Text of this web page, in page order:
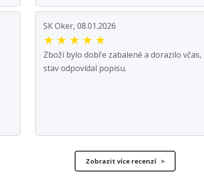
SK Oker, 08.01.2026
★ ★ ★ ★ ★
Zboží bylo dobře zabalené a dorazilo včas,
stav odpovídal popisu.
Zobrazit více recenzí >